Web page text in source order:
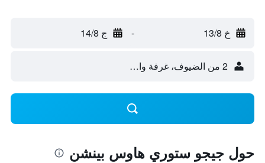
خ 13/8 - ج 14/8
2 من الضيوف، غرفة واحدة
حول جيجو ستوري هاوس بينشن